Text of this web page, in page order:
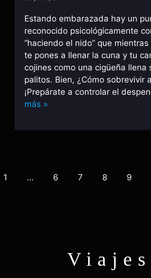
Estando embarazada hay un
reconocido psicológicamente
“haciendo el nido” que
te pones a llenar la cuna y tu
cojines como una cigüeña llena
palitos. Bien, ¿Cómo sobrevivir
¡Prepárate a controlar el
más »
1 … 6 7 8 9
Viajes